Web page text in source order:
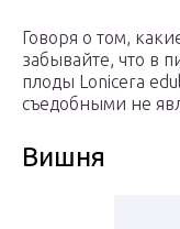
Говоря о том,
забывайте, что в
плоды Lonicera
съедобными не
Вишня